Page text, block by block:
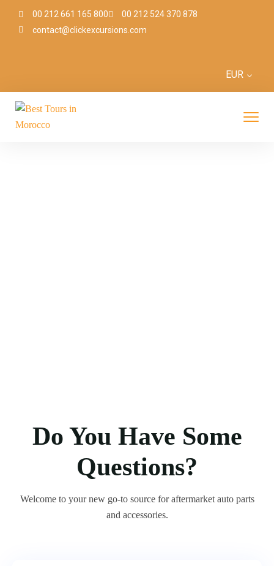
00 212 661 165 800
00 212 524 370 878
contact@clickexcursions.com
EUR
Do You Have Some
Questions?
Welcome to your new go-to source for aftermarket auto parts
and accessories.